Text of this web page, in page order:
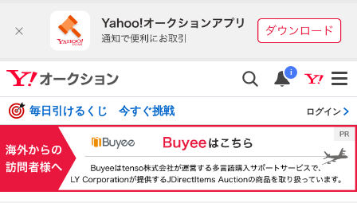
i
毎日引けるくじ 今すぐ挑戦 ログイン